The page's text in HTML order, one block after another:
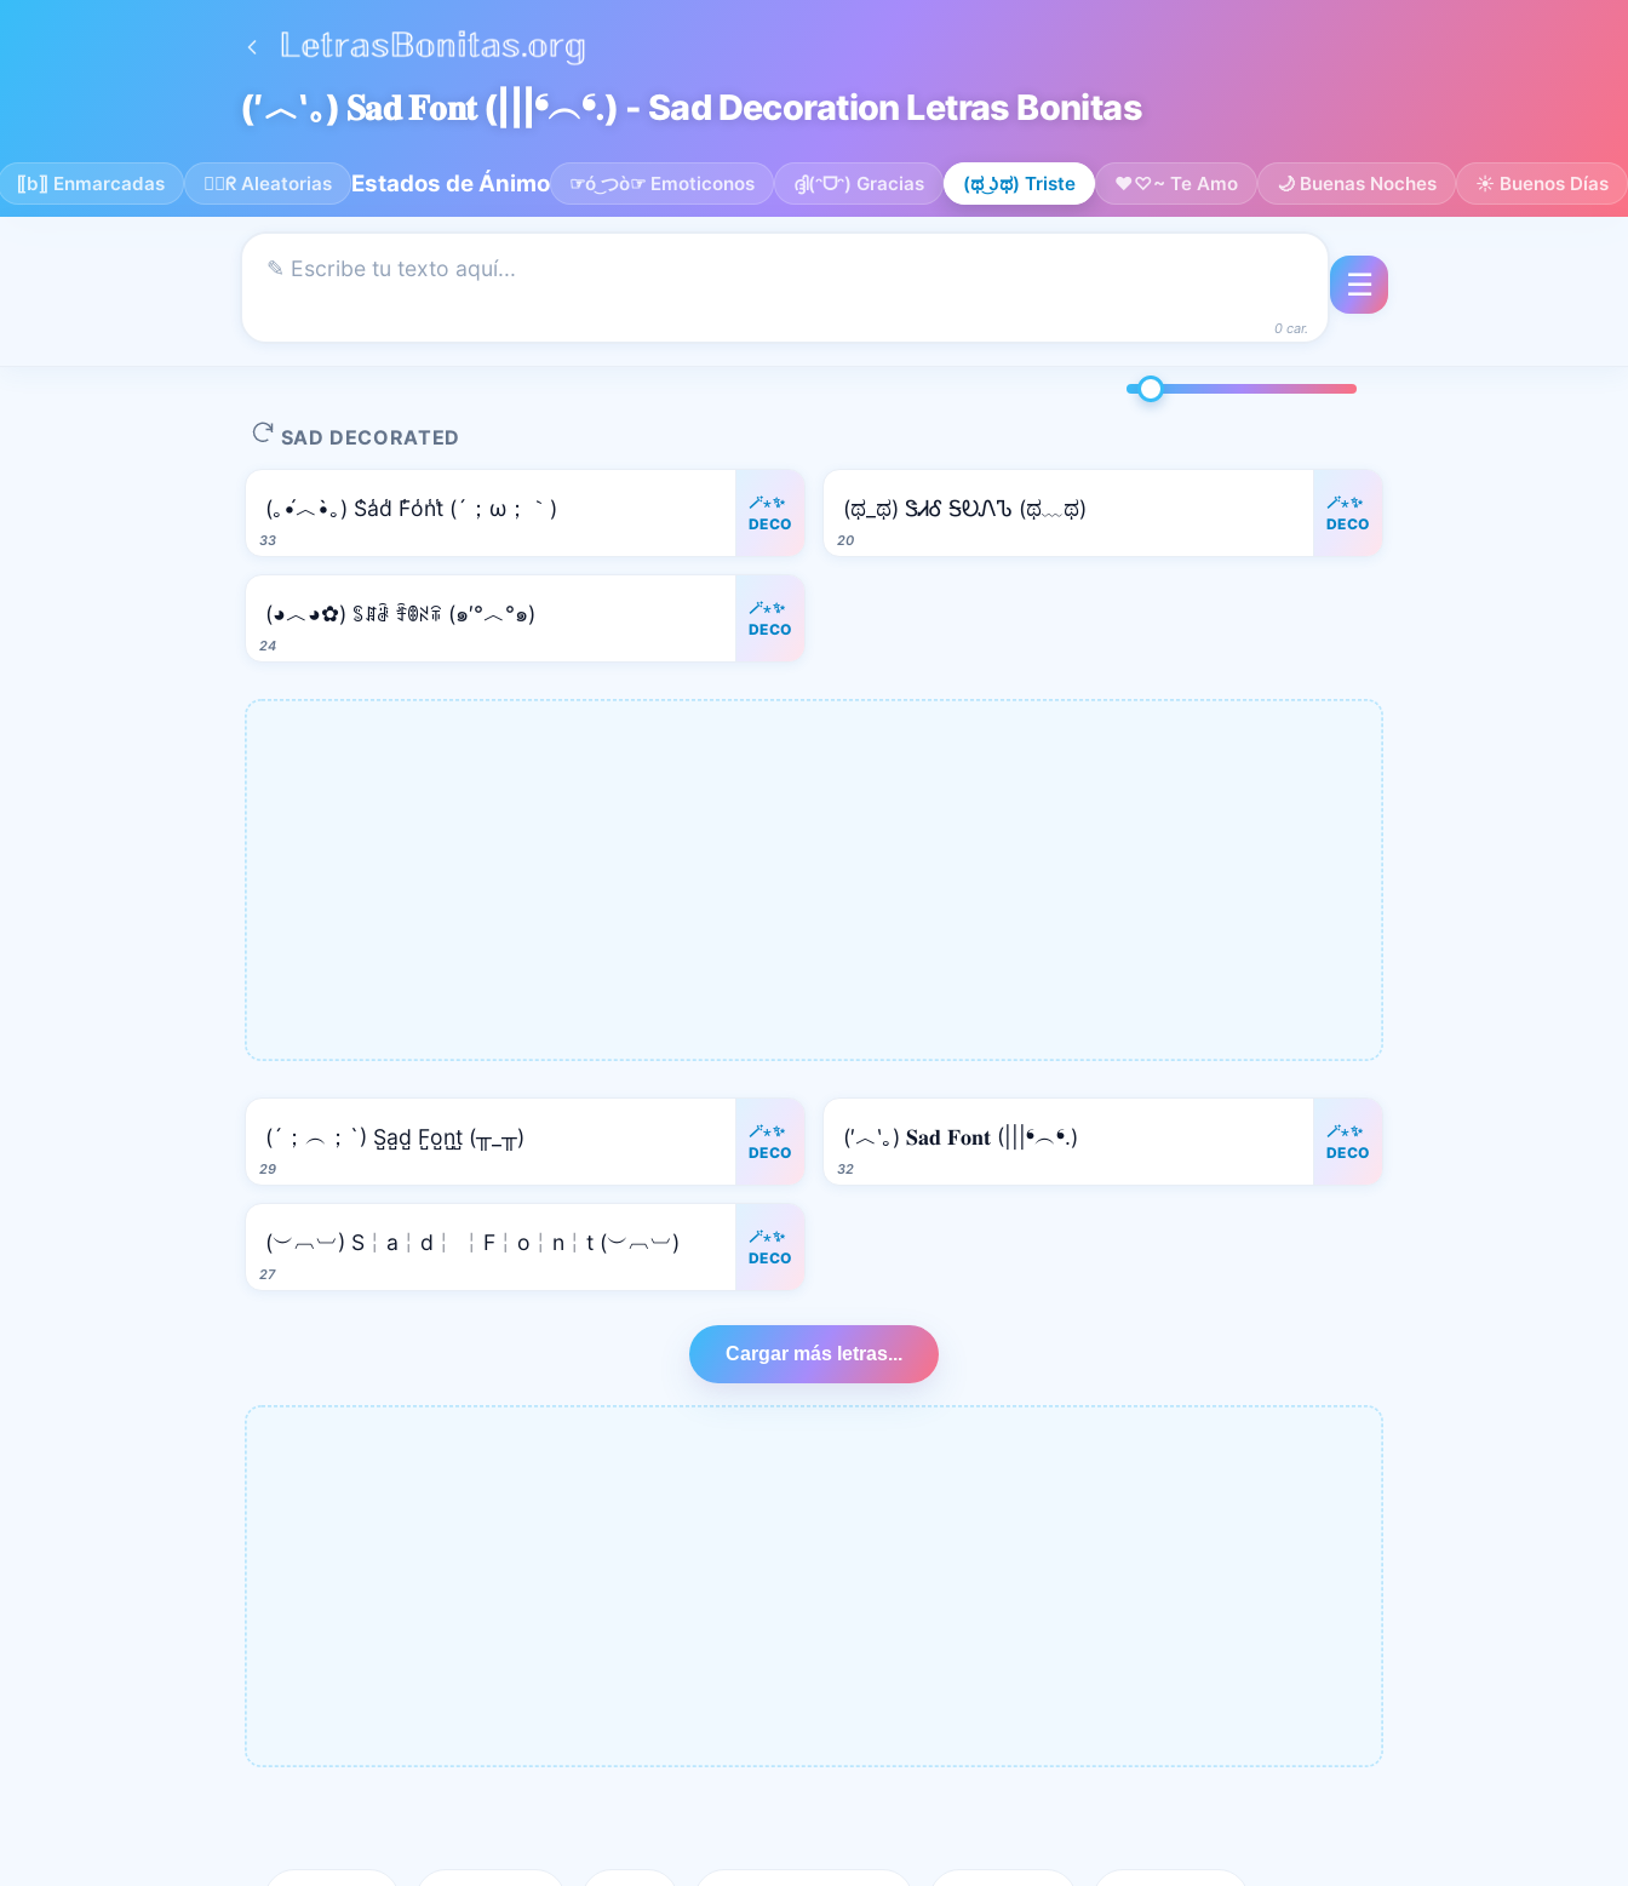
(′︿‵｡) 𝐒𝐚𝐝 𝐅𝐨𝐧𝐭 (|||❛︵❛.) - Sad Decoration Letras Bonitas
⟦b⟧ Enmarcadas 😵‍💫ᖇ Aleatorias Estados de Ánimo ☞ó ͜つò☞ Emoticonos ദ്ദി(ᵔᗜᵔ) Gracias (ಥ ͜ʖಥ) Triste ♥♡~ Te Amo 🌙 Buenas Noches ☀️ Buenos Días
0 car.
☰
SAD DECORATED
33
(｡•́︿•̀｡) S̾a̾d̾ F̾o̾n̾t̾ (´；ω；｀)
🪄⋆✨
DECO
20
(ಥ_ಥ) ᏕᏗᎴ ᎦᎧᏁᏖ (ಥ﹏ಥ)
🪄⋆✨
DECO
24
(◕︿◕✿) ꌚꁲꂠ ꄞꂦꋊꋖ (๑′°︿°๑)
🪄⋆✨
DECO
29
(´；︵；`) S̺a̺d̺ F̺o̺n̺t̺ (╥_╥)
🪄⋆✨
DECO
32
(′︿‵｡) 𝐒𝐚𝐝 𝐅𝐨𝐧𝐭 (|||❛︵❛.)
🪄⋆✨
DECO
27
(︶︹︺) S╎a╎d╎ ╎F╎o╎n╎t (︶︹︺)
🪄⋆✨
DECO
Cargar más letras...